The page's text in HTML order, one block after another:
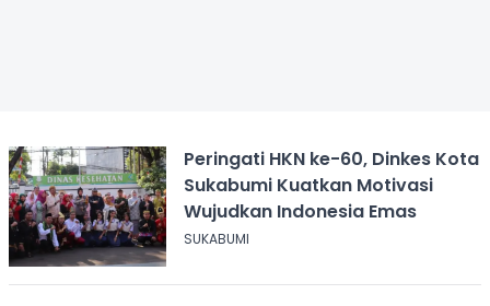
Peringati HKN ke-60, Dinkes Kota
Sukabumi Kuatkan Motivasi
Wujudkan Indonesia Emas
SUKABUMI